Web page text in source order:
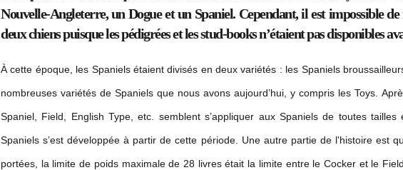
Nouvelle-Angleterre, un Dogue et un Spaniel. Cependant, il est impossible de
deux chiens puisque les pédigrées et les stud-books n’étaient pas disponibles
À cette époque, les Spaniels étaient divisés en deux variétés : les Spaniels
nombreuses variétés de Spaniels que nous avons aujourd’hui, y compris les Toys.
Spaniel, Field, English Type, etc. semblent s’appliquer aux Spaniels de toutes
Spaniels s’est développée à partir de cette période. Une autre partie de l'histoire est
portées, la limite de poids maximale de 28 livres était la limite entre le Cocker et le